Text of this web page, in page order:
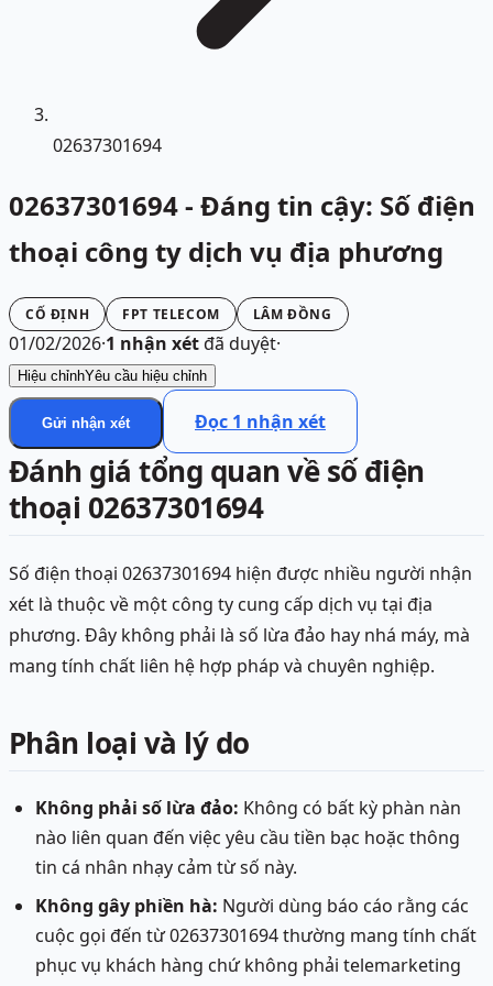
02637301694
02637301694 - Đáng tin cậy: Số điện
thoại công ty dịch vụ địa phương
CỐ ĐỊNH FPT TELECOM LÂM ĐỒNG
01/02/2026·1 nhận xétđã duyệt·
Hiệu chỉnhYêu cầu hiệu chỉnh
Gửi nhận xét Đọc 1 nhận xét
Đánh giá tổng quan về số điện
thoại 02637301694
Số điện thoại 02637301694 hiện được nhiều người nhận
xét là thuộc về một công ty cung cấp dịch vụ tại địa
phương. Đây không phải là số lừa đảo hay nhá máy, mà
mang tính chất liên hệ hợp pháp và chuyên nghiệp.
Phân loại và lý do
Không phải số lừa đảo: Không có bất kỳ phàn nàn
nào liên quan đến việc yêu cầu tiền bạc hoặc thông
tin cá nhân nhạy cảm từ số này.
Không gây phiền hà: Người dùng báo cáo rằng các
cuộc gọi đến từ 02637301694 thường mang tính chất
phục vụ khách hàng chứ không phải telemarketing